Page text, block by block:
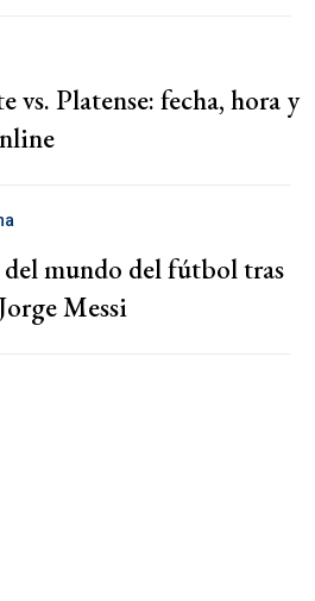
vs. Platense: fecha, hora y
del mundo del fútbol tras
Messi